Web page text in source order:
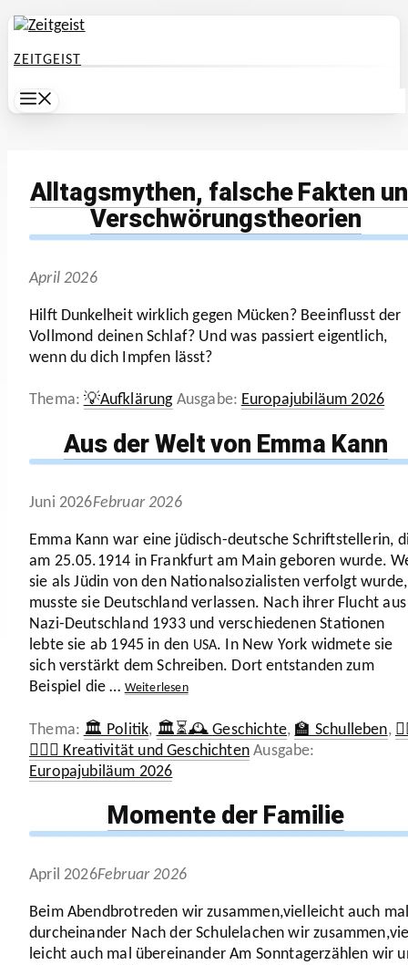
Zum
springen
ZEITGEIST
Alltagsmythen, falsche Fakten
Verschwörungstheorien
April 2026
Hilft Dunkel­heit wirklich gegen Mücken? Beein­flusst der
Vollmond deinen Schlaf? Und was passiert eigent­lich,
wenn du dich Impfen lässt?
Kategorien
💡Aufklärung Schlagwörter
Europajubiläum 2026
Aus der Welt von Emma Kann
Juni 2026Februar 2026
Emma Kann war eine jüdisch-deutsche Schrift­stel­lerin,
am 25.05.1914 in Frankfurt am Main geboren wurde.
sie als Jüdin von den Natio­nal­so­zia­listen verfolgt wurde,
musste sie Deutsch­land verlassen. Nach ihrer Flucht aus
Nazi-Deut­sch­­land 1933und verschie­denen Stationen
lebte sie ab 1945 in den USA. In New York widmete sie
sich verstärkt dem Schreiben. Dort entstanden zum
Beispiel die … Weiter­lesen
Kategorien
🏛️ Politik, 🏛️⏳🕰️ Geschichte, 🏫 Schulleben,
🧜🏼‍♂️ Kreativität und Geschichten
Europajubiläum 2026
Momente der Familie
April 2026Februar 2026
Beim Abend­brot­reden wir zusammen,viel­leicht auch
durch­ein­ander Nach der Schulel­a­chen wir
leicht auch mal über­ein­ander Am Sonn­ta­ger­zählen wir